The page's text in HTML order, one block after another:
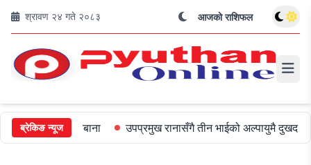
श्रावण २४ गते २०८३ आजको राशिफल
ब्रेकिङ न्यूज
जरिबाना उपप्रमुख रानासँगै तीन भाईको अल्पायुमै दुखद निधन